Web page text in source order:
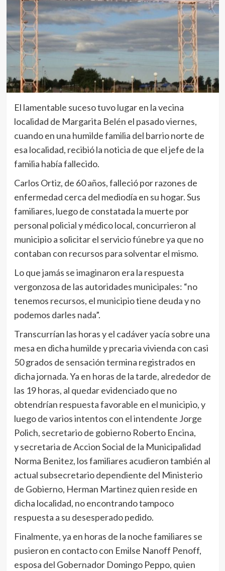
El lamentable suceso tuvo lugar en la vecina
localidad de Margarita Belén el pasado viernes,
cuando en una humilde familia del barrio norte de
esa localidad, recibió la noticia de que el jefe de la
familia había fallecido.
Carlos Ortiz, de 60 años, falleció por razones de
enfermedad cerca del mediodía en su hogar. Sus
familiares, luego de constatada la muerte por
personal policial y médico local, concurrieron al
municipio a solicitar el servicio fúnebre ya que no
contaban con recursos para solventar el mismo.
Lo que jamás se imaginaron era la respuesta
vergonzosa de las autoridades municipales: “no
tenemos recursos, el municipio tiene deuda y no
podemos darles nada”.
Transcurrían las horas y el cadáver yacía sobre una
mesa en dicha humilde y precaria vivienda con casi
50 grados de sensación termina registrados en
dicha jornada. Ya en horas de la tarde, alrededor de
las 19 horas, al quedar evidenciado que no
obtendrían respuesta favorable en el municipio, y
luego de varios intentos con el intendente Jorge
Polich, secretario de gobierno Roberto Encina,
y secretaria de Accion Social de la Municipalidad
Norma Benitez, los familiares acudieron también al
actual subsecretario dependiente del Ministerio
de Gobierno, Herman Martinez quien reside en
dicha localidad, no encontrando tampoco
respuesta a su desesperado pedido.
Finalmente, ya en horas de la noche familiares se
pusieron en contacto con Emilse Nanoff Penoff,
esposa del Gobernador Domingo Peppo, quien